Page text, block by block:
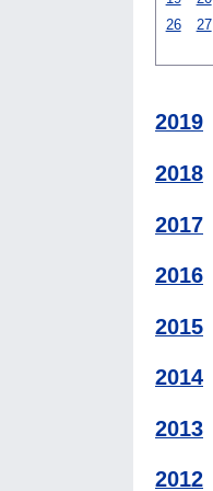
26
27
2019
2018
2017
2016
2015
2014
2013
2012